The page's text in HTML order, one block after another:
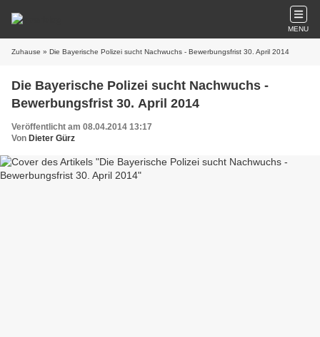
MENU
Zuhause » Die Bayerische Polizei sucht Nachwuchs - Bewerbungsfrist 30. April 2014
Die Bayerische Polizei sucht Nachwuchs -
Bewerbungsfrist 30. April 2014
Veröffentlicht am 08.04.2014 13:17
Von Dieter Gürz